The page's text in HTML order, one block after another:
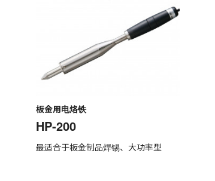
板金用电烙铁
HP-200
最适合于板金制品焊锡、大功率型